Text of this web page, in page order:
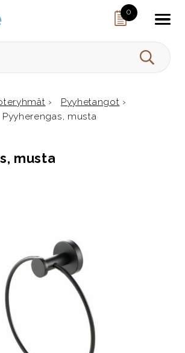
0
HAE
› Pyyhetangot ›
Pyyherengas, musta
musta